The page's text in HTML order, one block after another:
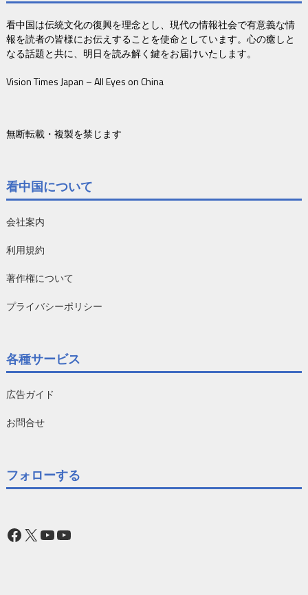
看中国は伝統文化の復興を理念とし、現代の情報社会で有意義な情
報を読者の皆様にお伝えすることを使命としています。心の癒しと
なる話題と共に、明日を読み解く鍵をお届けいたします。
Vision Times Japan – All Eyes on China
無断転載・複製を禁じます
看中国について
会社案内
利用規約
著作権について
プライバシーポリシー
各種サービス
広告ガイド
お問合せ
フォローする
Facebook
X YouTube
YouTube